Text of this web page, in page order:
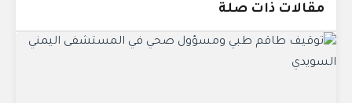
مقالات ذات صلة